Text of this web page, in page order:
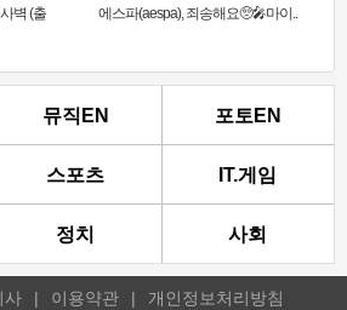
벽 (출
에스파(aespa), 죄송해요🥺🎤마이..
뮤직EN 포토EN
스포츠 IT.게임
정치 사회
사 | 이용약관 | 개인정보처리방침